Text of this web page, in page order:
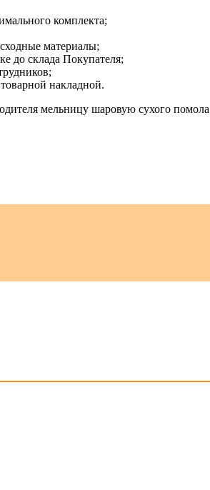
комплекта;
материалы;
до склада Покупателя;
накладной.
мельницу шаровую сухого